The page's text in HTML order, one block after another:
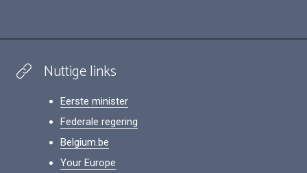
Nuttige links
Eerste minister
Federale regering
Belgium.be
Your Europe